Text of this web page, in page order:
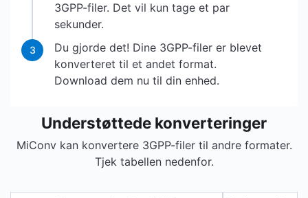
3GPP-filer. Det vil kun tage et par
sekunder.
3
Du gjorde det! Dine 3GPP-filer er blevet
konverteret til et andet format.
Download dem nu til din enhed.
Understøttede konverteringer
MiConv kan konvertere 3GPP-filer til andre formater.
Tjek tabellen nedenfor.